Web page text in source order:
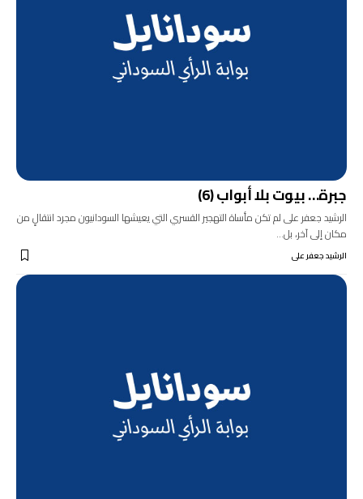
جبرة… بيوت بلا أبواب (6)
الرشيد جعفر على لم تكن مأساة التهجير القسري التي يعيشها السودانيون مجرد انتقالٍ من
مكان إلى آخر، بل…
الرشيد جعفر على